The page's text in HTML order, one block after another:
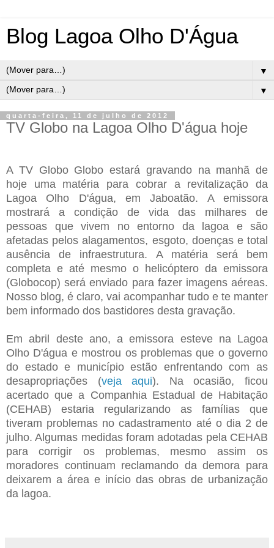
Blog Lagoa Olho D'Água
▼
▼
quarta-feira, 11 de julho de 2012
TV Globo na Lagoa Olho D'água hoje
A TV Globo Globo estará gravando na manhã de
hoje uma matéria para cobrar a revitalização da
Lagoa Olho D'água, em Jaboatão. A emissora
mostrará a condição de vida das milhares de
pessoas que vivem no entorno da lagoa e são
afetadas pelos alagamentos, esgoto, doenças e total
ausência de infraestrutura. A matéria será bem
completa e até mesmo o helicóptero da emissora
(Globocop) será enviado para fazer imagens aéreas.
Nosso blog, é claro, vai acompanhar tudo e te manter
bem informado dos bastidores desta gravação.
Em abril deste ano, a emissora esteve na Lagoa
Olho D'água e mostrou os problemas que o governo
do estado e município estão enfrentando com as
desapropriações (veja aqui). Na ocasião, ficou
acertado que a Companhia Estadual de Habitação
(CEHAB) estaria regularizando as famílias que
tiveram problemas no cadastramento até o dia 2 de
julho. Algumas medidas foram adotadas pela CEHAB
para corrigir os problemas, mesmo assim os
moradores continuam reclamando da demora para
deixarem a área e início das obras de urbanização
da lagoa.